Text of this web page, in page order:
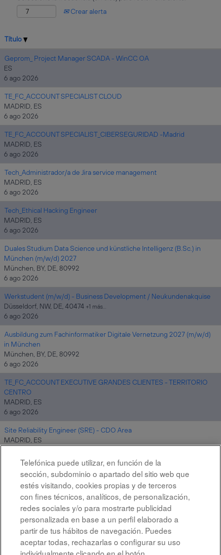
Crear alerta
Título
Geprom_ Project Manager SCADA - WinCC OA
ES
6 ago 2026
TE_FC_ACCOUNT SPECIALIST CLOUD
MADRID, ES
6 ago 2026
TE_FC_ACCOUNT SPECIALIST_CIBERSEGURIDAD -Madrid
MADRID, ES
6 ago 2026
Tech_Administrador/a de Jira service management
MADRID, ES
6 ago 2026
Tech_Ethical Hacking Engineer
MADRID, ES
6 ago 2026
Duales Studium Data Science und künstliche Intelligenz (B.Sc.) in
München (m/w/d) 2027
München, BY, DE, 80992
6 ago 2026
Werkstudent (m/w/d) - Business Development / Neukundenakquise
Düsseldorf, NW, DE, 40474 +1 más…
6 ago 2026
Ausbildung zum Fachinformatiker Digitale Vernetzung 2027 (m/w/d)
in München
München, BY, DE, 80992
6 ago 2026
TE_FC_ACCOUNT EXECUTIVE GRANDES CLIENTES - TERRITORIO
CENTRO
MADRID, ES
6 ago 2026
Site Reliability Engineer (SRE) - CDO Area
MADRID, ES
Resultados
Telefónica puede utilizar, en función de la
sección, subdominio o apartado del sitio web que
estés visitando, cookies propias y de terceros
con fines técnicos, analíticos, de personalización,
redes sociales y/o para mostrarte publicidad
personalizada en base a un perfil elaborado a
partir de tus hábitos de navegación. Puedes
aceptar todas, rechazarlas o configurar su uso